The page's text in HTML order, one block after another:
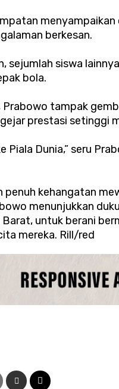
berkesan.
sejumlah siswa
bola.
Prabowo tampak
prestasi setinggi
Piala Dunia,” seru
penuh kehangatan
menunjukkan
untuk berani
mereka. Rill/red